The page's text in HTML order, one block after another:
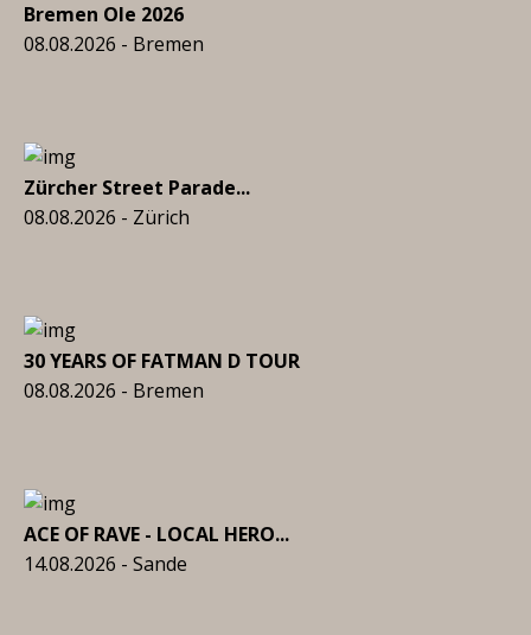
Bremen Ole 2026
08.08.2026 - Bremen
Zürcher Street Parade...
08.08.2026 - Zürich
30 YEARS OF FATMAN D TOUR
08.08.2026 - Bremen
ACE OF RAVE - LOCAL HERO...
14.08.2026 - Sande